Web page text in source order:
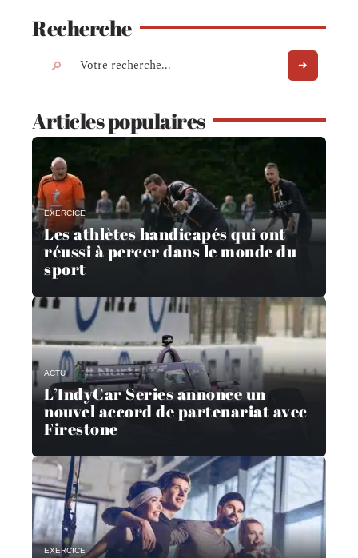
Recherche
Articles populaires
EXERCICE
Les athlètes handicapés qui ont
réussi à percer dans le monde du
sport
ACTU
L’IndyCar Series annonce un
nouvel accord de partenariat avec
Firestone
EXERCICE